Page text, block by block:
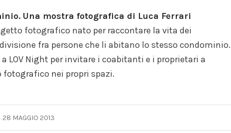
Una mostra fotografica di Luca Ferrari
fotografico nato per raccontare la vita dei
fra persone che li abitano lo stesso condominio.
LOV Night per invitare i coabitanti e i proprietari a
nei propri spazi.
28 MAGGIO 2013